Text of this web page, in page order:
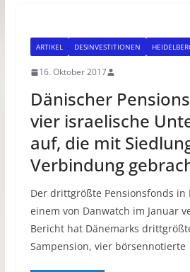
ARTIKEL DESINVESTITIONEN
16. Oktober 2017
Dänischer
vier israelische
auf, die mit
Verbindung
Der drittgrößte Pensionsfonds in
einem von Danwatch im Januar
Bericht hat Dänemarks
Sampension, vier börsennotierte